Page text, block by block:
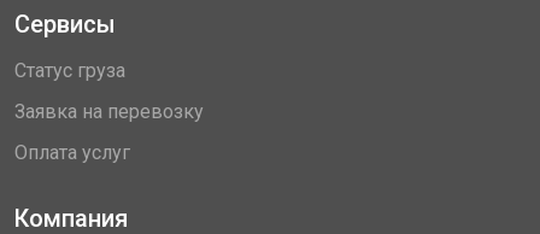
Сервисы
Статус груза
Заявка на перевозку
Оплата услуг
Компания